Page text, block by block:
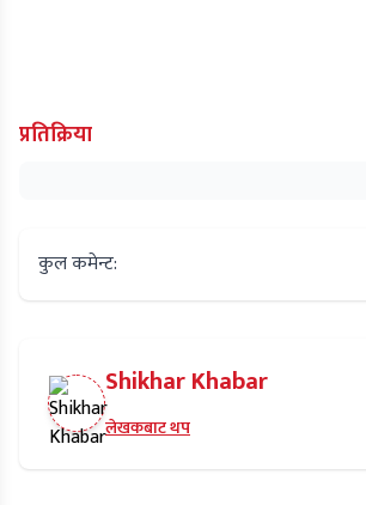
प्रतिक्रिया
कुल कमेन्ट:
Shikhar Khabar
लेखकबाट थप